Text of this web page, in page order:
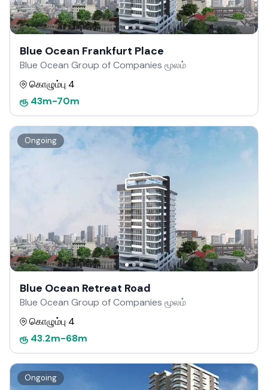
Blue Ocean Frankfurt Place
Blue Ocean Group of Companies மூலம்
கொழும்பு 4
ரூ 43m-70m
Ongoing
Blue Ocean Retreat Road
Blue Ocean Group of Companies மூலம்
கொழும்பு 4
ரூ 43.2m-68m
Ongoing